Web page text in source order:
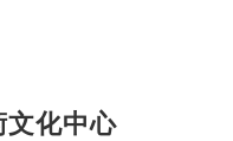
文化中心